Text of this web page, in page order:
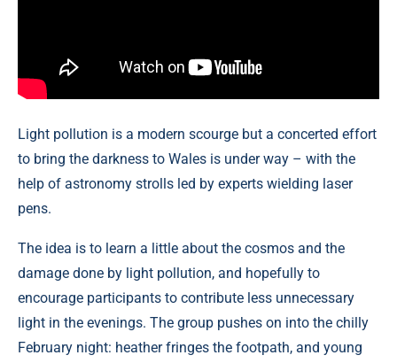
Light pollution is a modern scourge but a concerted effort
to bring the darkness to Wales is under way – with the
help of astronomy strolls led by experts wielding laser
pens.
The idea is to learn a little about the cosmos and the
damage done by light pollution, and hopefully to
encourage participants to contribute less unnecessary
light in the evenings. The group pushes on into the chilly
February night: heather fringes the footpath, and young